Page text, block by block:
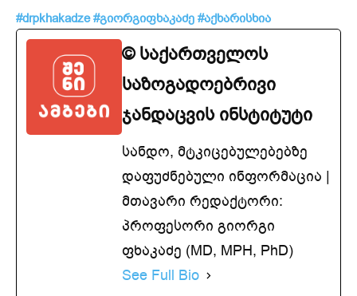
#drpkhakadze #გიორგიფხაკაძე #აქხარისხია
© საქართველოს
საზოგადოებრივი
ჯანდაცვის ინსტიტუტი
სანდო, მტკიცებულებებზე
დაფუძნებული ინფორმაცია |
მთავარი რედაქტორი:
პროფესორი გიორგი
ფხაკაძე (MD, MPH, PhD)
See Full Bio